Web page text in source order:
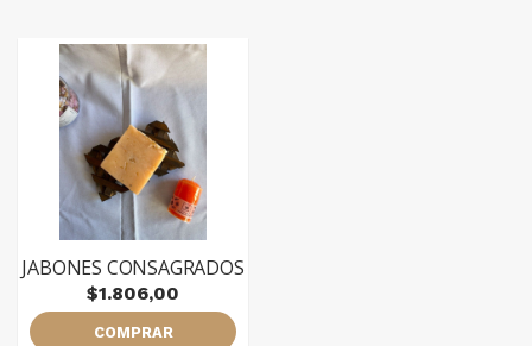
JABONES CONSAGRADOS
$1.806,00
COMPRAR